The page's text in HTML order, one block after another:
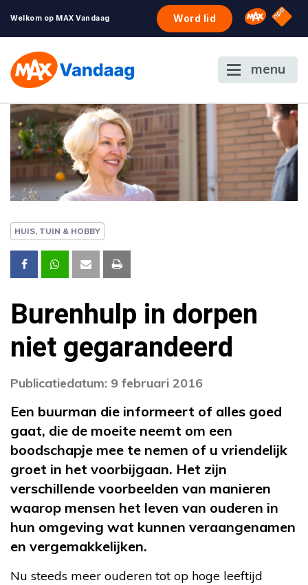
Welkom op MAX Vandaag Word lid Omroep
NPO
menu
HUIS, TUIN & HOBBY
Burenhulp in dorpen
niet gegarandeerd
Publicatiedatum: 9 februari 2016
Een buurman die informeert of alles goed
gaat, die de moeite neemt om een
boodschapje mee te nemen of u vriendelijk
groet in het voorbijgaan. Het zijn
verschillende voorbeelden van manieren
waarop mensen het leven van ouderen in
hun omgeving wat kunnen veraangenamen
en vergemakkelijken.
Nu steeds meer ouderen tot op hoge leeftijd